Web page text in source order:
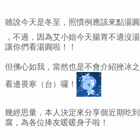
雖說今天是冬至，照慣例應該來點湯
，不過，因為艾小姐今天腸胃不適沒
讓你們看湯圓啦！！
但佛心如我，當然也是不會介紹挫冰
看邊畏寒（台）囉！
幾經思量，本人決定來分享個近期吃
腐，為各位捧友暖暖身子啦！